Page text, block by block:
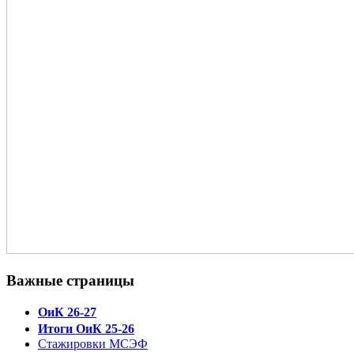
Важные страницы
ОиК 26-27
Итоги ОиК 25-26
Стажировки МСЭФ